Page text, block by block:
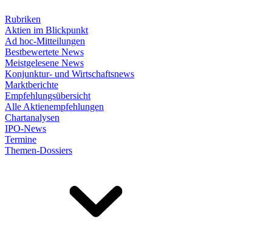
Rubriken
Aktien im Blickpunkt
Ad hoc-Mitteilungen
Bestbewertete News
Meistgelesene News
Konjunktur- und Wirtschaftsnews
Marktberichte
Empfehlungsübersicht
Alle Aktienempfehlungen
Chartanalysen
IPO-News
Termine
Themen-Dossiers